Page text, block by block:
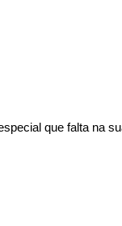
que falta na